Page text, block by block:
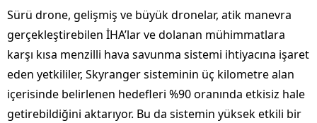
Sürü drone, gelişmiş ve büyük dronelar, atik manevra
gerçekleştirebilen İHA’lar ve dolanan mühimmatlara
karşı kısa menzilli hava savunma sistemi ihtiyacına işaret
eden yetkililer, Skyranger sisteminin üç kilometre alan
içerisinde belirlenen hedefleri %90 oranında etkisiz hale
getirebildiğini aktarıyor. Bu da sistemin yüksek etkili bir